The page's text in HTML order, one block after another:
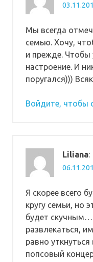
Мы всегда
семью. Хочу,
и прежде. Чтобы
настроение. И
поругался)))
Войдите, чтобы
Liliana:
Я скорее всего
кругу семьи, но
будет
развлекаться,
равно
попсовый